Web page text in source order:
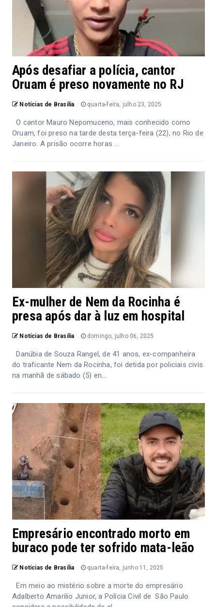
Após desafiar a polícia, cantor
Oruam é preso novamente no RJ
Notícias de Brasília quarta-feira, julho 23, 2025
O cantor Mauro Nepomuceno, mais conhecido como
Oruam, foi preso na tarde desta terça-feira (22), no Rio de
Janeiro. A prisão ocorre horas ...
Ex-mulher de Nem da Rocinha é
presa após dar à luz em hospital
Notícias de Brasília domingo, julho 06, 2025
Danúbia de Souza Rangel, de 41 anos, ex-companheira
do traficante Nem da Rocinha, foi detida por policiais civis
na manhã de sábado (5) en...
Empresário encontrado morto em
buraco pode ter sofrido mata-leão
Notícias de Brasília quarta-feira, junho 11, 2025
Em meio ao mistério sobre a morte do empresário
Adalberto Amarilio Junior, a Polícia Civil de São Paulo